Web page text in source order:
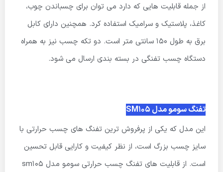
از جمله قابلیت هایی که دارد می توان برای چسباندن چوب،
کاغذ، پلاستیک و سرامیک استفاده کرد. همچنین دارای کابل
برق به طول 150 سانتی متر است. دو تکه چسب نیز به همراه
دستگاه چسب تفنگی در بسته بندی ارسال می شود.
تفنگ سومو مدل SM105
این مدل که یکی از پرفروش ترین تفنگ های چسب حرارتی با
سایز چسب بزرگ است، از نظر کیفیت و کارایی قابل تحسین
است. از قابلیت های تفنگ چسب حرارتی سومو مدل sm105